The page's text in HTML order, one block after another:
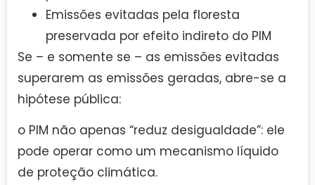
Emissões evitadas pela floresta
preservada por efeito indireto do PIM
Se – e somente se – as emissões evitadas
superarem as emissões geradas, abre-se a
hipótese pública:
o PIM não apenas “reduz desigualdade”: ele
pode operar como um mecanismo líquido
de proteção climática.